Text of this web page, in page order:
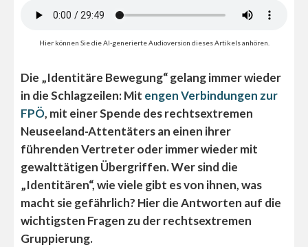
Hier können Sie die AI-generierte Audioversion dieses Artikels anhören.
Die „Identitäre Bewegung“ gelang immer wieder
in die Schlagzeilen: Mit engen Verbindungen zur
FPÖ, mit einer Spende des rechtsextremen
Neuseeland-Attentäters an einen ihrer
führenden Vertreter oder immer wieder mit
gewalttätigen Übergriffen. Wer sind die
„Identitären“, wie viele gibt es von ihnen, was
macht sie gefährlich? Hier die Antworten auf die
wichtigsten Fragen zu der rechtsextremen
Gruppierung.